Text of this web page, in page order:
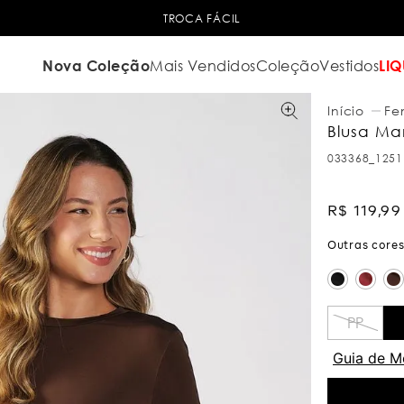
TROCA FÁCIL
Nova ColeçãoMais VendidosColeçãoVestidos
Blusa
033368_1251
R$ 119,99
PP
Guia de